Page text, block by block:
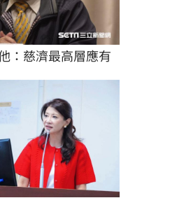
：慈濟最高層應有